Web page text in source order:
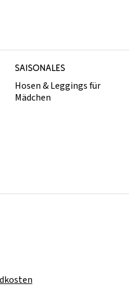
SAISONALES
Hosen & Leggings für
Mädchen